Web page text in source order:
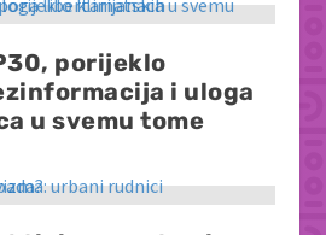
porijeklo
i uloga
u svemu tome